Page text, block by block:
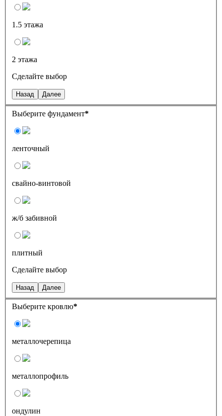
1.5 этажа
2 этажа
Сделайте выбор
Назад Далее
Выберите фундамент*
ленточный
свайно-винтовой
ж/б забивной
плитный
Сделайте выбор
Назад Далее
Выберите кровлю*
металлочерепица
металлопрофиль
ондулин